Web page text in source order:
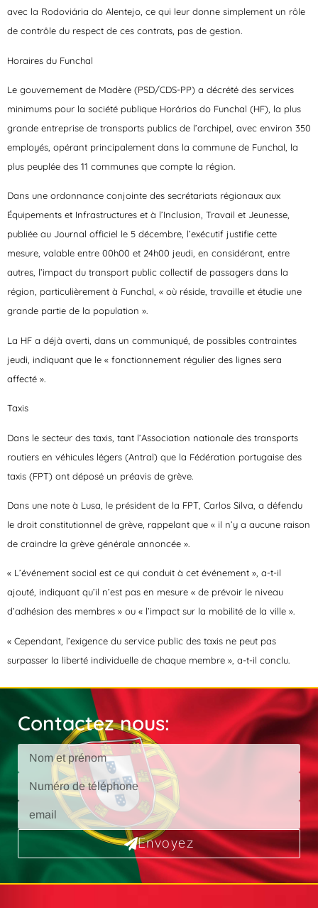
avec la Rodoviária do Alentejo, ce qui leur donne simplement un rôle
de contrôle du respect de ces contrats, pas de gestion.
Horaires du Funchal
Le gouvernement de Madère (PSD/CDS-PP) a décrété des services
minimums pour la société publique Horários do Funchal (HF), la plus
grande entreprise de transports publics de l’archipel, avec environ 350
employés, opérant principalement dans la commune de Funchal, la
plus peuplée des 11 communes que compte la région.
Dans une ordonnance conjointe des secrétariats régionaux aux
Équipements et Infrastructures et à l’Inclusion, Travail et Jeunesse,
publiée au Journal officiel le 5 décembre, l’exécutif justifie cette
mesure, valable entre 00h00 et 24h00 jeudi, en considérant, entre
autres, l’impact du transport public collectif de passagers dans la
région, particulièrement à Funchal, « où réside, travaille et étudie une
grande partie de la population ».
La HF a déjà averti, dans un communiqué, de possibles contraintes
jeudi, indiquant que le « fonctionnement régulier des lignes sera
affecté ».
Taxis
Dans le secteur des taxis, tant l’Association nationale des transports
routiers en véhicules légers (Antral) que la Fédération portugaise des
taxis (FPT) ont déposé un préavis de grève.
Dans une note à Lusa, le président de la FPT, Carlos Silva, a défendu
le droit constitutionnel de grève, rappelant que « il n’y a aucune raison
de craindre la grève générale annoncée ».
« L’événement social est ce qui conduit à cet événement », a-t-il
ajouté, indiquant qu’il n’est pas en mesure « de prévoir le niveau
d’adhésion des membres » ou « l’impact sur la mobilité de la ville ».
« Cependant, l’exigence du service public des taxis ne peut pas
surpasser la liberté individuelle de chaque membre », a-t-il conclu.
Contactez nous:
Envoyez